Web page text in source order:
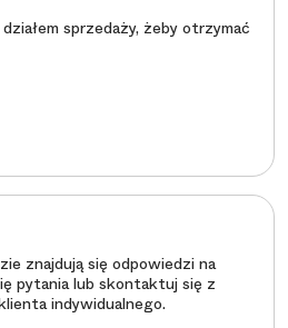
sprzedaży, żeby otrzymać
znajdują się odpowiedzi na
pytania lub skontaktuj się z
indywidualnego.